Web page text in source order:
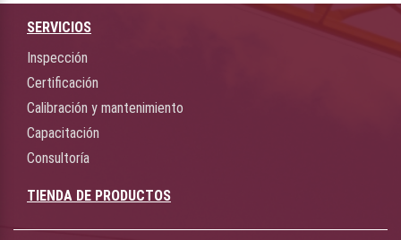
SERVICIOS
Inspección
Certificación
Calibración y mantenimiento
Capacitación
Consultoría
TIENDA DE PRODUCTOS